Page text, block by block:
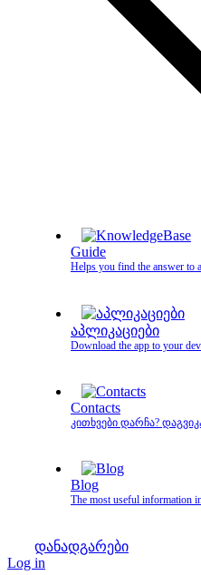
Guide
Helps you find the answer to
აპლიკაციები
Download the app to your
Contacts
კითხვები დარჩა?
Blog
The most useful information
დანადგარები
Log in